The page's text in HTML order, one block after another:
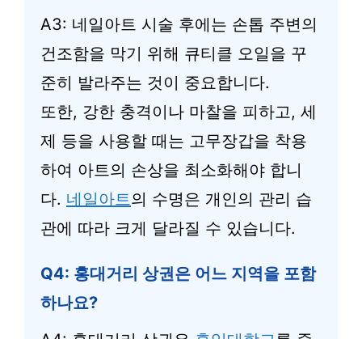
A3: 네일아트 시술 후에는 손톱 주변의
건조함을 막기 위해 큐티클 오일을 꾸
준히 발라주는 것이 중요합니다.
또한, 강한 충격이나 마찰을 피하고, 세
제 등을 사용할 때는 고무장갑을 착용
하여 아트의 손상을 최소화해야 합니
다. 네일아트의 수명은 개인의 관리 습
관에 따라 크게 달라질 수 있습니다.
Q4: 홍대거리 상권은 어느 지역을 포함
하나요?